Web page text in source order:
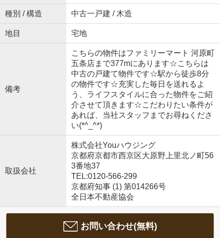
種別 / 構造 中古一戸建 / 木造
地目 宅地
備考
こちらの物件はファミリーマート 河原町
五条店まで377mにあります☆こちらは
中古の戸建て物件です☆駅から徒歩8分
の物件です☆充実した毎日を送れるよ
う、ライフスタイルに合った物件をご紹
介させて頂きます☆こだわりたい条件が
あれば、当社スタッフまでお尋ねくださ
い(*^_^*)
取扱会社
株式会社Youハウジング
京都府京都市西京区大原野上里北ノ町56
3番地37
TEL:0120-566-299
京都府知事 (1) 第014266号
全日本不動産協会
お問い合わせ(無料)